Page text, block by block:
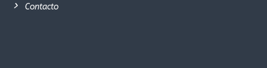
Contacto